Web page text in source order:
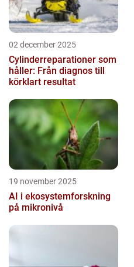
02 december 2025
Cylinderreparationer som
håller: Från diagnos till
körklart resultat
19 november 2025
AI i ekosystemforskning
på mikronivå